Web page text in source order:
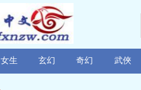
女生 玄幻 奇幻 武俠